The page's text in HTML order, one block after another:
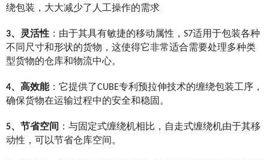
绕包装，大大减少了人工操作的需求
3、灵活性 ：由于其具有敏捷的移动属性，S7适用于包装各种
不同尺寸和形状的货物，这使得它非常适合需要处理多种类
型货物的仓库和物流中心。
4、高效能：它提供了CUBE专利预拉伸技术的缠绕包装工序，
确保货物在运输过程中的安全和稳固。
5、节省空间
：与固定式缠绕机相比，自走式缠绕机由于其移
动性，可以节省仓库空间。